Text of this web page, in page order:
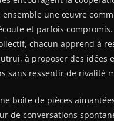
ensemble une œuvre
et parfois compromis.
chacun apprend à
à proposer des idées
sans ressentir de rivalité
boîte de pièces
de conversations